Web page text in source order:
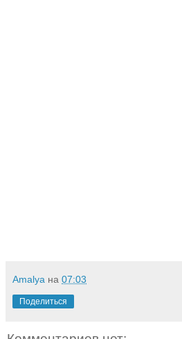
Amalya на 07:03
Поделиться